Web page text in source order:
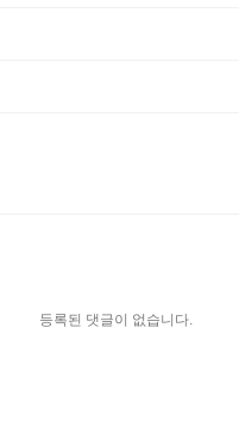
등록된 댓글이 없습니다.